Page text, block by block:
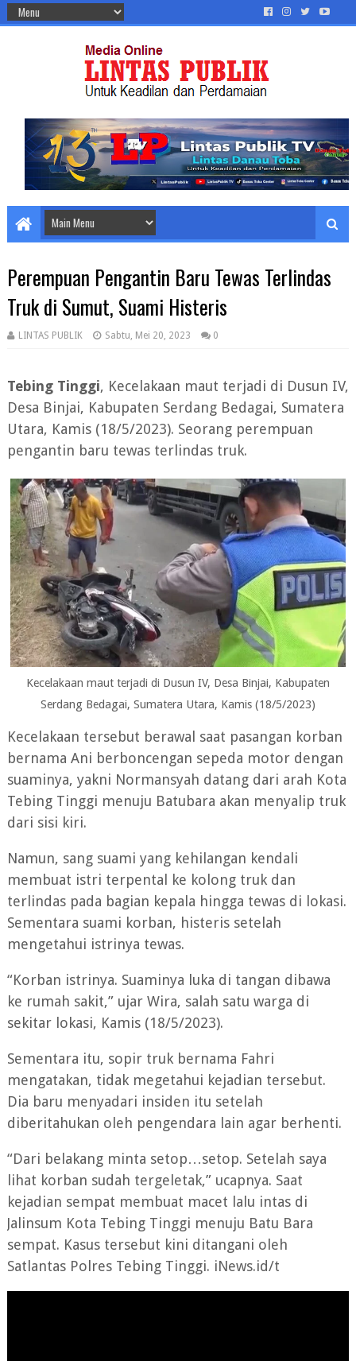
Perempuan Pengantin Baru Tewas Terlindas
Truk di Sumut, Suami Histeris
LINTAS PUBLIK Sabtu, Mei 20, 2023 0
Tebing Tinggi, Kecelakaan maut terjadi di Dusun IV,
Desa Binjai, Kabupaten Serdang Bedagai, Sumatera
Utara, Kamis (18/5/2023). Seorang perempuan
pengantin baru tewas terlindas truk.
Kecelakaan maut terjadi di Dusun IV, Desa Binjai, Kabupaten
Serdang Bedagai, Sumatera Utara, Kamis (18/5/2023)
Kecelakaan tersebut berawal saat pasangan korban
bernama Ani berboncengan sepeda motor dengan
suaminya, yakni Normansyah datang dari arah Kota
Tebing Tinggi menuju Batubara akan menyalip truk
dari sisi kiri.
Namun, sang suami yang kehilangan kendali
membuat istri terpental ke kolong truk dan
terlindas pada bagian kepala hingga tewas di lokasi.
Sementara suami korban, histeris setelah
mengetahui istrinya tewas.
“Korban istrinya. Suaminya luka di tangan dibawa
ke rumah sakit,” ujar Wira, salah satu warga di
sekitar lokasi, Kamis (18/5/2023).
Sementara itu, sopir truk bernama Fahri
mengatakan, tidak megetahui kejadian tersebut.
Dia baru menyadari insiden itu setelah
diberitahukan oleh pengendara lain agar berhenti.
“Dari belakang minta setop…setop. Setelah saya
lihat korban sudah tergeletak,” ucapnya. Saat
kejadian sempat membuat macet lalu intas di
Jalinsum Kota Tebing Tinggi menuju Batu Bara
sempat. Kasus tersebut kini ditangani oleh
Satlantas Polres Tebing Tinggi. iNews.id/t